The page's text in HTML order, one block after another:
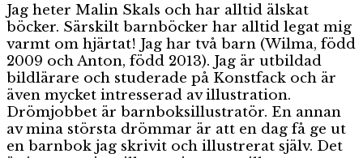
Jag heter Malin Skals och har alltid älskat
böcker. Särskilt barnböcker har alltid legat mig
varmt om hjärtat! Jag har två barn (Wilma, född
2009 och Anton, född 2013). Jag är utbildad
bildlärare och studerade på Konstfack och är
även mycket intresserad av illustration.
Drömjobbet är barnboksillustratör. En annan
av mina största drömmar är att en dag få ge ut
en barnbok jag skrivit och illustrerat själv. Det